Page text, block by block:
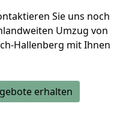
Sie uns noch
Umzug von
Hallenberg mit Ihnen
erhalten